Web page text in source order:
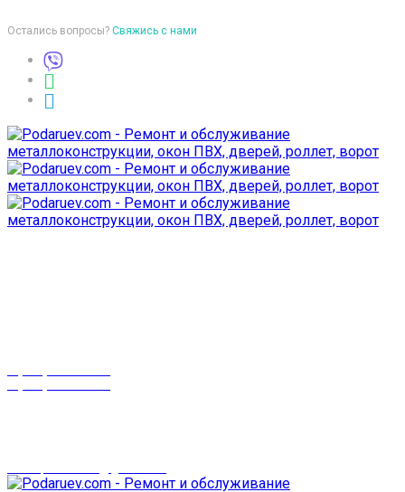
Остались вопросы? Свяжись с нами